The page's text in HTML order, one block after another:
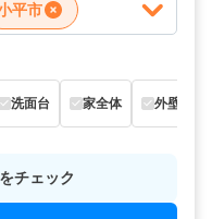
平市
洗面台 家全体 外壁
チェック